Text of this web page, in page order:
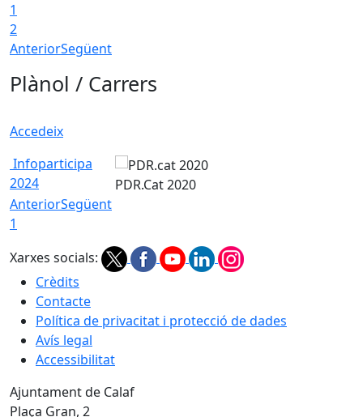
1
2
AnteriorSegüent
Plànol / Carrers
Accedeix
Infoparticipa
2024
PDR.Cat 2020
AnteriorSegüent
1
Xarxes socials:
Crèdits
Contacte
Política de privacitat i protecció de dades
Avís legal
Accessibilitat
Ajuntament de Calaf
Plaça Gran, 2